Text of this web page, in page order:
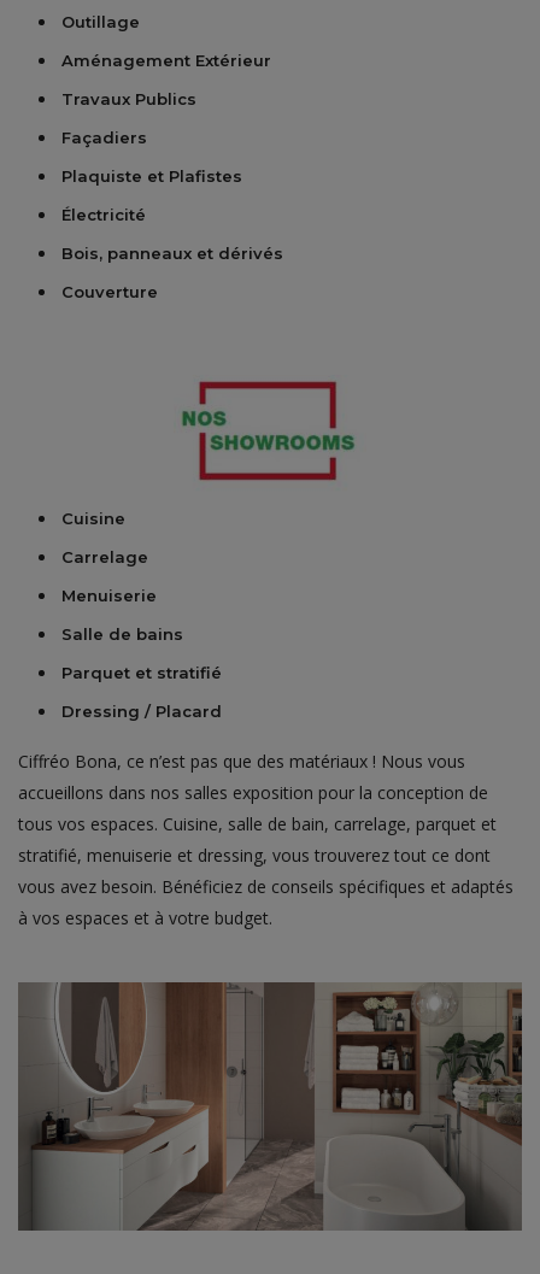
Outillage
Aménagement Extérieur
Travaux Publics
Façadiers
Plaquiste et Plafistes
Électricité
Bois, panneaux et dérivés
Couverture
Cuisine
Carrelage
Menuiserie
Salle de bains
Parquet et stratifié
Dressing / Placard
Ciffréo Bona, ce n’est pas que des matériaux ! Nous vous
accueillons dans nos salles exposition pour la conception de
tous vos espaces. Cuisine, salle de bain, carrelage, parquet et
stratifié, menuiserie et dressing, vous trouverez tout ce dont
vous avez besoin. Bénéficiez de conseils spécifiques et adaptés
à vos espaces et à votre budget.